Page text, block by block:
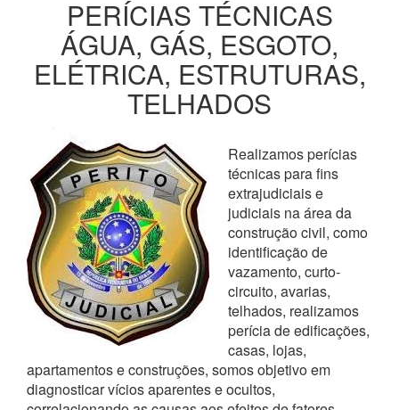
PERÍCIAS TÉCNICAS
ÁGUA, GÁS, ESGOTO,
ELÉTRICA, ESTRUTURAS,
TELHADOS
Realizamos perícias
técnicas para fins
extrajudiciais e
judiciais na área da
construção civil, como
identificação de
vazamento, curto-
circuito, avarias,
telhados, realizamos
perícia de edificações,
casas, lojas,
apartamentos e construções, somos objetivo em
diagnosticar vícios aparentes e ocultos,